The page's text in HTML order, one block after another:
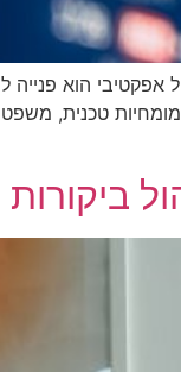
הוא פנייה
טכנית,